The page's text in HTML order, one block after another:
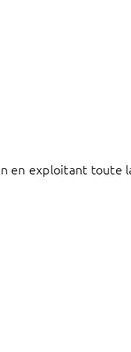
en exploitant toute